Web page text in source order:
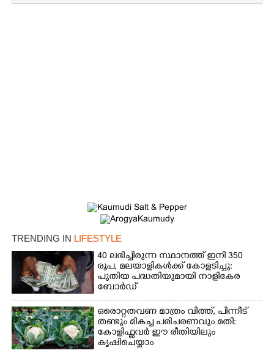
TRENDING IN LIFESTYLE
40 ലഭിച്ചിരുന്ന സ്ഥാനത്ത് ഇനി 350
രൂപ, മലയാളികൾക്ക് കോളടിച്ചു:
പുതിയ പദ്ധതിയുമായി നാളികേര
ബോർഡ്
ഒരൊറ്റതവണ മാത്രം വിത്ത്, പിന്നീട്
തണ്ടും മികച്ച പരിചരണവും മതി:
കോളിഫ്ലവർ ഈ രീതിയിലും
കൃഷിചെയ്യാം